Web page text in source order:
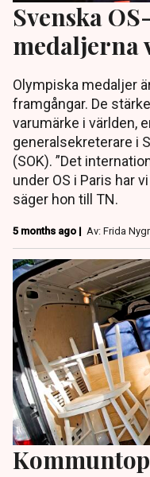
Svenska
medaljerna
Olympiska medaljer
framgångar. De
varumärke i världen,
generalsekreterare i
(SOK). ”Det
under OS i Paris har
säger hon till TN.
5 months ago | Av: Frida